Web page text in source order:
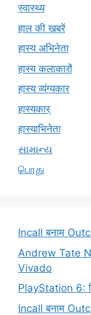
स्वास्थ्य
हाल की खबरें
हास्य अभिनेता
हास्य कलाकारों
हास्य व्यंग्यकार
हास्यकार्
हास्याभिनेता
સામાન્ય
பொது
Incall बनाम
Andrew Tate
Vivado
PlayStation 6:
Incall बनाम